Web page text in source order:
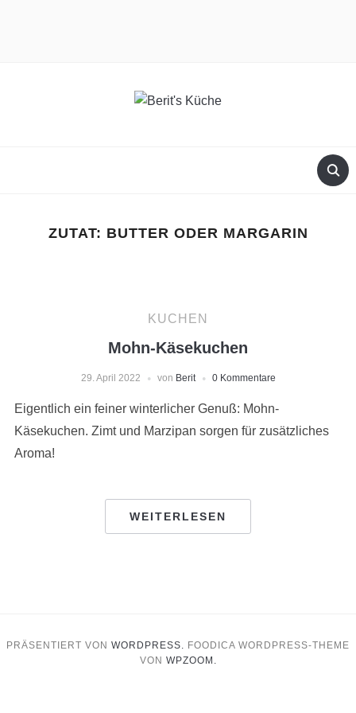
ZUTAT: BUTTER ODER MARGARIN
KUCHEN
Mohn-Käsekuchen
29. April 2022 von Berit 0 Kommentare
Eigentlich ein feiner winterlicher Genuß: Mohn-
Käsekuchen. Zimt und Marzipan sorgen für zusätzliches
Aroma!
WEITERLESEN
PRÄSENTIERT VON WORDPRESS. FOODICA WORDPRESS-THEME
VON WPZOOM.